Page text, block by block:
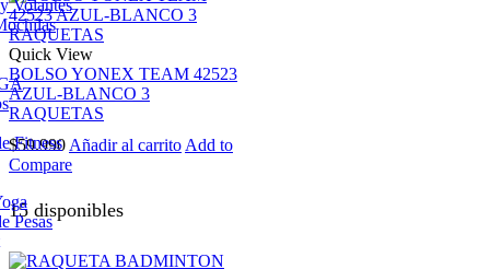
Volantes
Fitness
Pesas
Quick View
BOLSO YONEX TEAM 42523
AZUL-BLANCO 3
RAQUETAS
$59.990 Añadir al carrito Add to
Compare
15 disponibles